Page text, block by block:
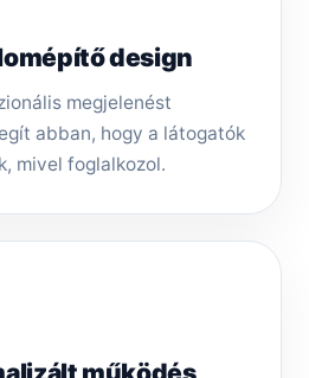
design
megjelenést
abban, hogy a látogatók
mivel foglalkozol.